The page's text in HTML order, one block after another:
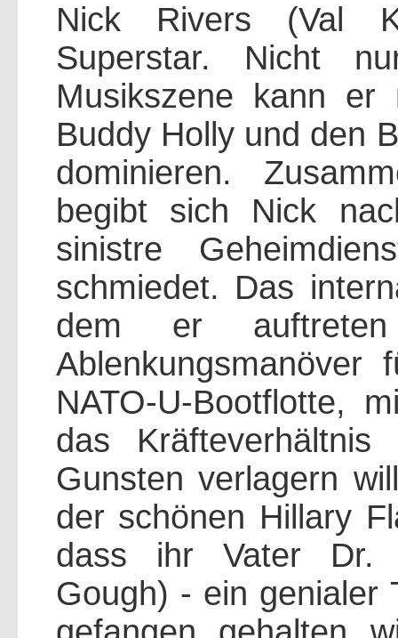
Nick Rivers (Val
Superstar. Nicht
Musikszene kann
Buddy Holly und den
dominieren.
begibt sich Nick
sinistre
schmiedet. Das
dem er
NATO-U-Bootflotte,
das
Gunsten verlagern
der schönen Hillary
dass ihr Vater Dr.
Gough) - ein genialer